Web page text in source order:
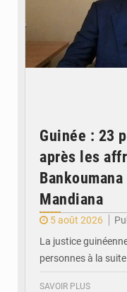
Guinée : 23
après les
Mandiana
5 août 2026
La justice
personnes à la
SAVOIR PLUS